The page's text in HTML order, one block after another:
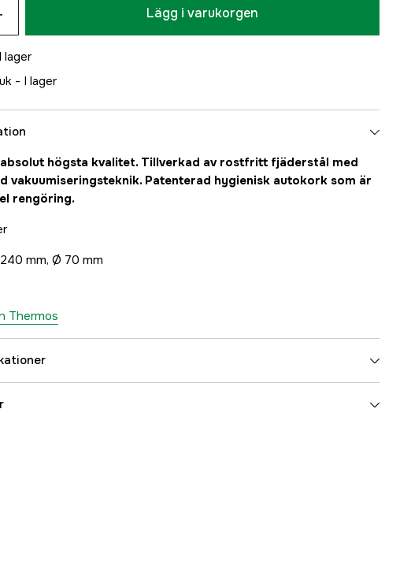
Lägg i varukorgen
I lager
- I lager
högsta kvalitet. Tillverkad av rostfritt fjäderstål med
vakuumiseringsteknik. Patenterad hygienisk autokork som är
rengöring.
mm, Ø 70 mm
Thermos